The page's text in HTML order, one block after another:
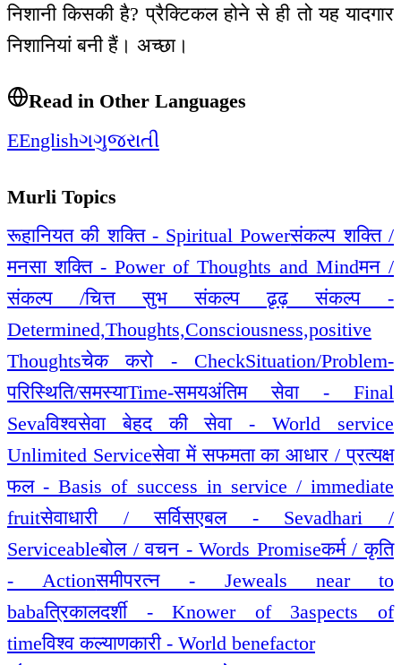
निशानी किसकी है? प्रैक्टिकल होने से ही तो यह यादगार
निशानियां बनी हैं। अच्छा।
Read in Other Languages
EEnglishગગુજરાતી
Murli Topics
रूहानियत की शक्ति - Spiritual Powerसंकल्प शक्ति /
मनसा शक्ति - Power of Thoughts and Mindमन /
संकल्प /चित्त सुभ संकल्प ढृढ़ संकल्प -
Determined,Thoughts,Consciousness,positive
Thoughtsचेक करो - CheckSituation/Problem-
परिस्थिति/समस्याTime-समयअंतिम सेवा - Final
Sevaविश्वसेवा बेहद की सेवा - World service
Unlimited Serviceसेवा में सफमता का आधार / प्रत्यक्ष
फल - Basis of success in service / immediate
fruitसेवाधारी / सर्विसएबल - Sevadhari /
Serviceableबोल / वचन - Words Promiseकर्म / कृति
- Actionसमीपरत्न - Jeweals near to
babaत्रिकालदर्शी - Knower of 3aspects of
timeविश्व कल्याणकारी - World benefactor